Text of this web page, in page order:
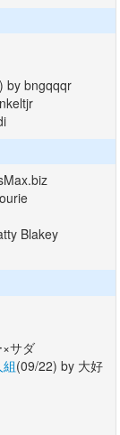
by bngqqqr
Blakey
サダ
(09/22) by 大好